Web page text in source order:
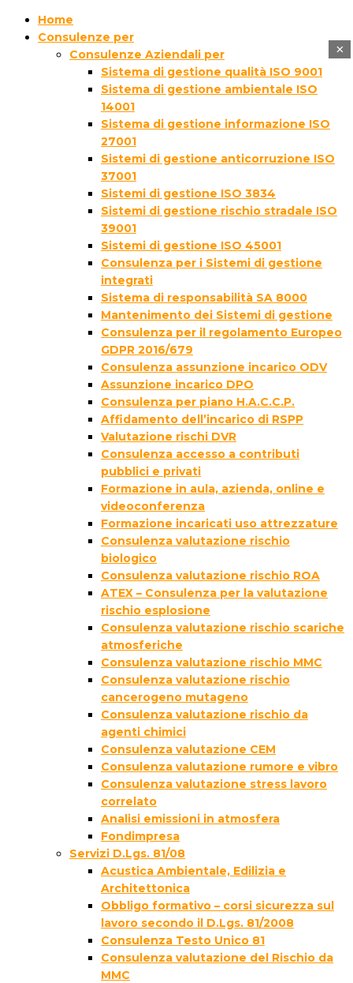
Home
Consulenze per
Consulenze Aziendali per
Sistema di gestione qualità ISO 9001
Sistema di gestione ambientale ISO
14001
Sistema di gestione informazione ISO
27001
Sistemi di gestione anticorruzione ISO
37001
Sistemi di gestione ISO 3834
Sistemi di gestione rischio stradale ISO
39001
Sistemi di gestione ISO 45001
Consulenza per i Sistemi di gestione
integrati
Sistema di responsabilità SA 8000
Mantenimento dei Sistemi di gestione
Consulenza per il regolamento Europeo
GDPR 2016/679
Consulenza assunzione incarico ODV
Assunzione incarico DPO
Consulenza per piano H.A.C.C.P.
Affidamento dell’incarico di RSPP
Valutazione rischi DVR
Consulenza accesso a contributi
pubblici e privati
Formazione in aula, azienda, online e
videoconferenza
Formazione incaricati uso attrezzature
Consulenza valutazione rischio
biologico
Consulenza valutazione rischio ROA
ATEX – Consulenza per la valutazione
rischio esplosione
Consulenza valutazione rischio scariche
atmosferiche
Consulenza valutazione rischio MMC
Consulenza valutazione rischio
cancerogeno mutageno
Consulenza valutazione rischio da
agenti chimici
Consulenza valutazione CEM
Consulenza valutazione rumore e vibro
Consulenza valutazione stress lavoro
correlato
Analisi emissioni in atmosfera
Fondimpresa
Servizi D.Lgs. 81/08
Acustica Ambientale, Edilizia e
Architettonica
Obbligo formativo – corsi sicurezza sul
lavoro secondo il D.Lgs. 81/2008
Consulenza Testo Unico 81
Consulenza valutazione del Rischio da
MMC
×